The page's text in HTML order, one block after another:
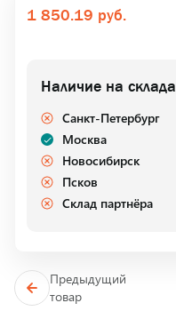
1 850.19 руб.
Наличие на
Санкт-Петербург
Москва
Новосибирск
Псков
Склад партнёра
Предыдущий
товар